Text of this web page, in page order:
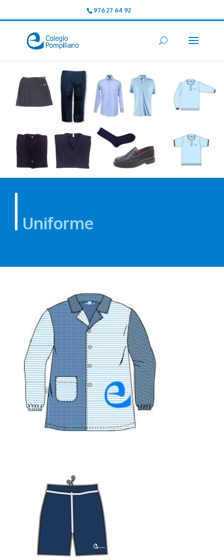
976 27 64 92
Uniforme